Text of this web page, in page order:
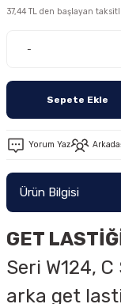
37,44 TL den başlayan
-
Sepete Ekle
Yorum Yaz
Ürün Bilgisi
GET
Seri W124,
arka get